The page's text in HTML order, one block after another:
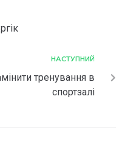
НАСТУПНИЙ
тренування в
спортзалі